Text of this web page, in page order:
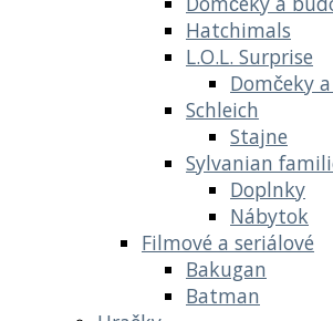
Hatchimals
L.O.L. Surprise
Domčeky
Schleich
Stajne
Sylvanian
Doplnky
Nábytok
Filmové a seriálové
Bakugan
Batman